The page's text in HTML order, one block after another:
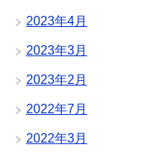
2023年4月
2023年3月
2023年2月
2022年7月
2022年3月